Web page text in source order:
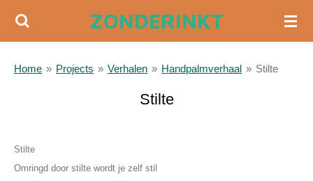
Ga
de
ZONDERINKT
Home » Projects » Verhalen » Handpalmverhaal » Stilte
Stilte
Stilte
Omringd door stilte wordt je zelf stil